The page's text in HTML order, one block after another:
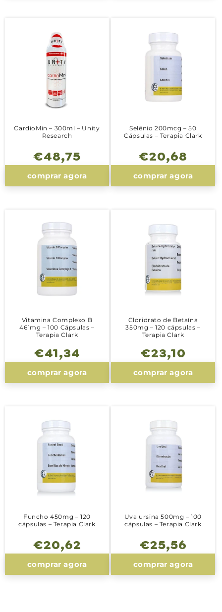
CardioMin – 300ml – Unity
Research
Preço
normal
€48,75
comprar agora
Selênio 200mcg – 50
Cápsulas – Terapia Clark
Preço
normal
€20,68
comprar agora
Vitamina Complexo B
461mg – 100 Cápsulas –
Terapia Clark
Preço
normal
€41,34
comprar agora
Cloridrato de Betaína
350mg – 120 cápsulas –
Terapia Clark
Preço
normal
€23,10
comprar agora
Funcho 450mg – 120
cápsulas – Terapia Clark
Preço
normal
€20,62
comprar agora
Uva ursina 500mg – 100
cápsulas – Terapia Clark
Preço
normal
€25,56
comprar agora